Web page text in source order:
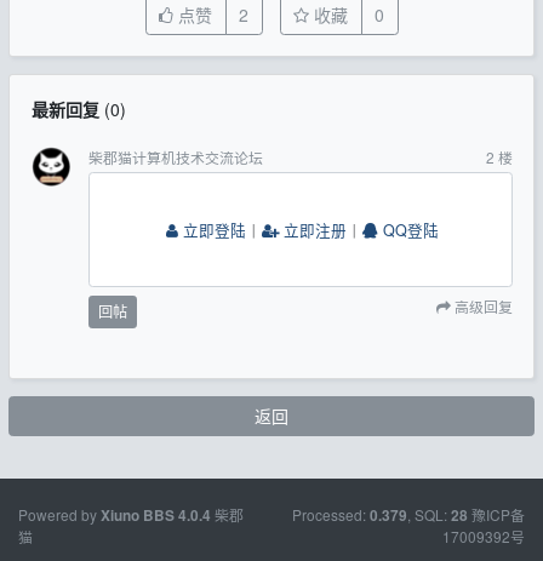
点赞 2 收藏 0
最新回复(0)
柴郡猫计算机技术交流论坛 2 楼
立即登陆 丨 立即注册 丨 QQ登陆
回帖 高级回复
返回
Powered byXiuno BBS4.0.4 柴郡
猫
Processed: 0.379, SQL: 28 豫ICP备
17009392号